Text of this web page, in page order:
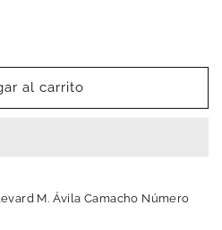
al carrito
M. Ávila Camacho Número